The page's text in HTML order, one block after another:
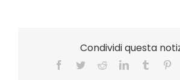
Condividi questa
Facebook
TwitterRedditLinkedInTumblr